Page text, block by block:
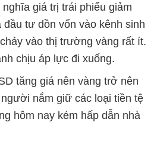
giá trị trái phiếu giảm
tư dồn vốn vào kênh sinh
vào thị trường vàng rất ít.
chịu áp lực đi xuống.
tăng giá nên vàng trở nên
nắm giữ các loại tiền tệ
hôm nay kém hấp dẫn nhà